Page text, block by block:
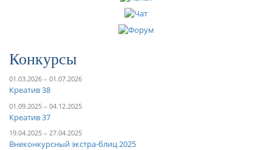
Конкурсы
01.03.2026 – 01.07.2026
Креатив 38
01.09.2025 – 04.12.2025
Креатив 37
19.04.2025 – 27.04.2025
Внеконкурсный экстра-блиц 2025